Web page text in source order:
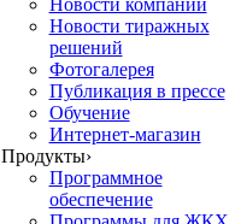
Новости тиражных
решений
Фотогалерея
Публикация в прессе
Обучение
Интернет-магазин
Продукты›
Программное
обеспечение